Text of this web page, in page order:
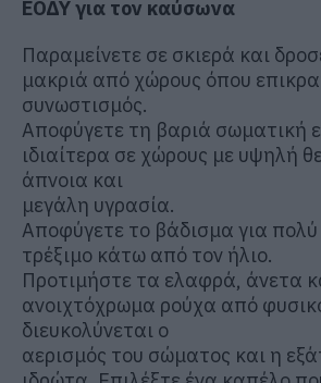
ΕΟΔΥ για τον καύσωνα
Παραμείνετε σε σκιερά και
μακριά από χώρους όπου
συνωστισμός.
Αποφύγετε τη βαριά σωματική
ιδιαίτερα σε χώρους με υψηλή
άπνοια και
μεγάλη υγρασία.
Αποφύγετε το βάδισμα για
τρέξιμο κάτω από τον ήλιο.
Προτιμήστε τα ελαφρά, άνετα
ανοιχτόχρωμα ρούχα από
διευκολύνεται ο
αερισμός του σώματος και η